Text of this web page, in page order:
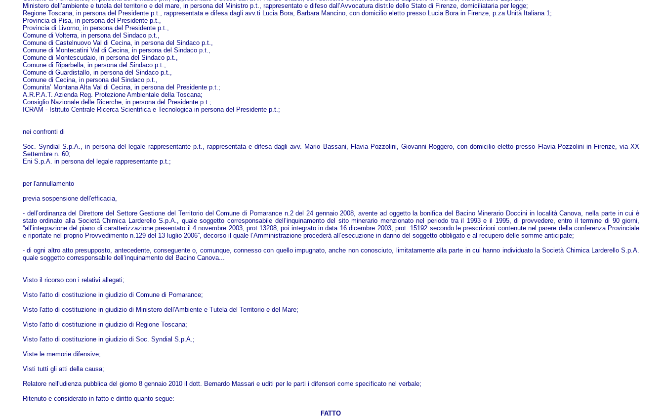
Ministero dell’ambiente e tutela del territorio e del mare, in persona del Ministro p.t., rappresentato e difeso dall’Avvocatura distr.le dello Stato di Firenze, domiciliataria per legge;
Regione Toscana, in persona del Presidente p.t., rappresentata e difesa dagli avv.ti Lucia Bora, Barbara Mancino, con domicilio eletto presso Lucia Bora in Firenze, p.za Unità Italiana 1;
Provincia di Pisa, in persona del Presidente p.t.,
Provincia di Livorno, in persona del Presidente p.t.,
Comune di Volterra, in persona del Sindaco p.t.,
Comune di Castelnuovo Val di Cecina, in persona del Sindaco p.t.,
Comune di Montecatini Val di Cecina, in persona del Sindaco p.t.,
Comune di Montescudaio, in persona del Sindaco p.t.,
Comune di Riparbella, in persona del Sindaco p.t.,
Comune di Guardistallo, in persona del Sindaco p.t.,
Comune di Cecina, in persona del Sindaco p.t.,
Comunita’ Montana Alta Val di Cecina, in persona del Presidente p.t.;
A.R.P.A.T. Azienda Reg. Protezione Ambientale della Toscana;
Consiglio Nazionale delle Ricerche, in persona del Presidente p.t.;
ICRAM - Istituto Centrale Ricerca Scientifica e Tecnologica in persona del Presidente p.t.;
nei confronti di
Soc. Syndial S.p.A., in persona del legale rappresentante p.t., rappresentata e difesa dagli avv. Mario Bassani, Flavia Pozzolini, Giovanni Roggero, con domicilio eletto presso Flavia Pozzolini in Firenze, via XX
Settembre n. 60;
Eni S.p.A. in persona del legale rappresentante p.t.;
per l'annullamento
previa sospensione dell'efficacia,
- dell’ordinanza del Direttore del Settore Gestione del Territorio del Comune di Pomarance n.2 del 24 gennaio 2008, avente ad oggetto la bonifica del Bacino Minerario Doccini in località Canova, nella parte in cui è
stato ordinato alla Società Chimica Larderello S.p.A., quale soggetto corresponsabile dell’inquinamento del sito minerario menzionato nel periodo tra il 1993 e il 1995, di provvedere, entro il termine di 90 giorni,
“all’integrazione del piano di caratterizzazione presentato il 4 novembre 2003, prot.13208, poi integrato in data 16 dicembre 2003, prot. 15192 secondo le prescrizioni contenute nel parere della conferenza Provinciale
e riportate nel proprio Provvedimento n.129 del 13 luglio 2006”, decorso il quale l’Amministrazione procederà all’esecuzione in danno del soggetto obbligato e al recupero delle somme anticipate;
- di ogni altro atto presupposto, antecedente, conseguente o, comunque, connesso con quello impugnato, anche non conosciuto, limitatamente alla parte in cui hanno individuato la Società Chimica Larderello S.p.A.
quale soggetto corresponsabile dell’inquinamento del Bacino Canova...
Visto il ricorso con i relativi allegati;
Visto l'atto di costituzione in giudizio di Comune di Pomarance;
Visto l'atto di costituzione in giudizio di Ministero dell'Ambiente e Tutela del Territorio e del Mare;
Visto l'atto di costituzione in giudizio di Regione Toscana;
Visto l'atto di costituzione in giudizio di Soc. Syndial S.p.A.;
Viste le memorie difensive;
Visti tutti gli atti della causa;
Relatore nell'udienza pubblica del giorno 8 gennaio 2010 il dott. Bernardo Massari e uditi per le parti i difensori come specificato nel verbale;
Ritenuto e considerato in fatto e diritto quanto segue:
FATTO